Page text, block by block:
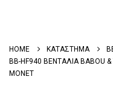
HOME ΚΑΤΑΣΤΗΜΑ
BB-HF940 ΒΕΝΤΑΛΙΑ BABOU
MONET